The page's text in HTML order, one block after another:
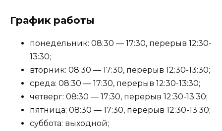
График работы
понедельник: 08:30 — 17:30, перерыв 12:30-
13:30;
вторник: 08:30 — 17:30, перерыв 12:30-13:30;
среда: 08:30 — 17:30, перерыв 12:30-13:30;
четверг: 08:30 — 17:30, перерыв 12:30-13:30;
пятница: 08:30 — 17:30, перерыв 12:30-13:30;
суббота: выходной;